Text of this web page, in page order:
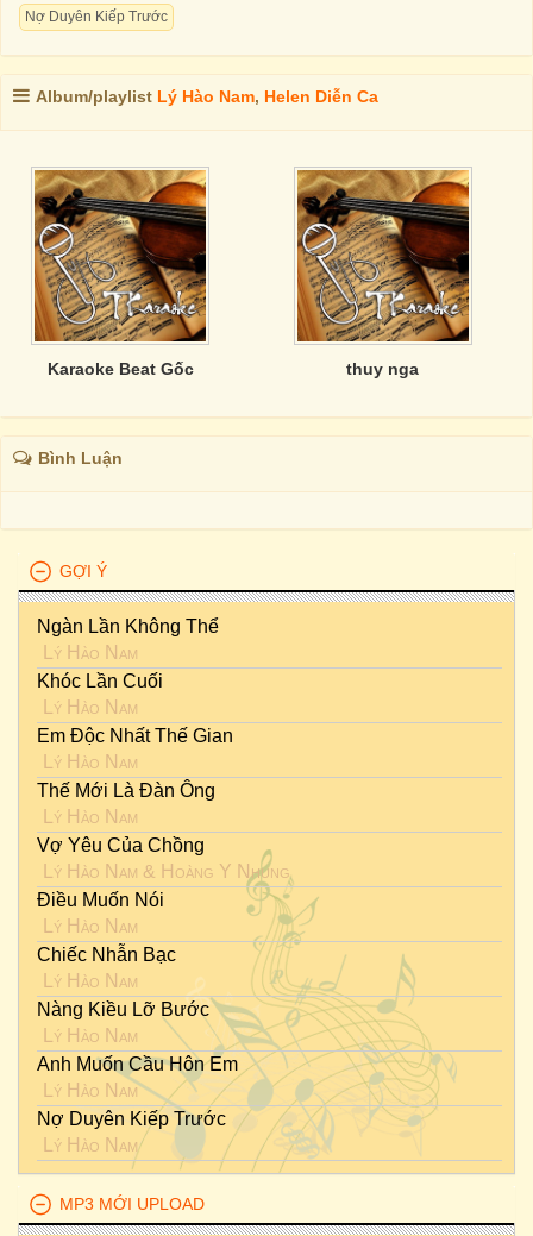
Nợ Duyên Kiếp Trước
Album/playlist Lý Hào Nam, Helen Diễn Ca
Karaoke Beat Gốc thuy nga
Bình Luận
GỢI Ý
Ngàn Lần Không Thể
Lý Hào Nam
Khóc Lần Cuối
Lý Hào Nam
Em Độc Nhất Thế Gian
Lý Hào Nam
Thế Mới Là Đàn Ông
Lý Hào Nam
Vợ Yêu Của Chồng
Lý Hào Nam & Hoàng Y Nhung
Điều Muốn Nói
Lý Hào Nam
Chiếc Nhẫn Bạc
Lý Hào Nam
Nàng Kiều Lỡ Bước
Lý Hào Nam
Anh Muốn Cầu Hôn Em
Lý Hào Nam
Nợ Duyên Kiếp Trước
Lý Hào Nam
MP3 MỚI UPLOAD